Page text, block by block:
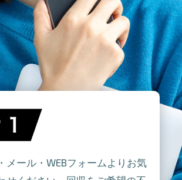
メール・WEBフォームよりお気